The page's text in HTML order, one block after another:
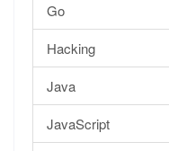
Go
Hacking
Java
JavaScript